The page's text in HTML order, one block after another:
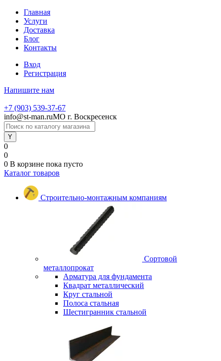
Главная
Услуги
Доставка
Блог
Контакты
Вход
Регистрация
Напишите нам
+7 (903) 539-37-67
info@st-man.ruМО г. Воскресенск
0
0
0 В корзине пока пусто
Каталог товаров
Строительно-монтажным компаниям
Сортовой
металлопрокат
Арматура для фундамента
Квадрат металлический
Круг стальной
Полоса стальная
Шестигранник стальной